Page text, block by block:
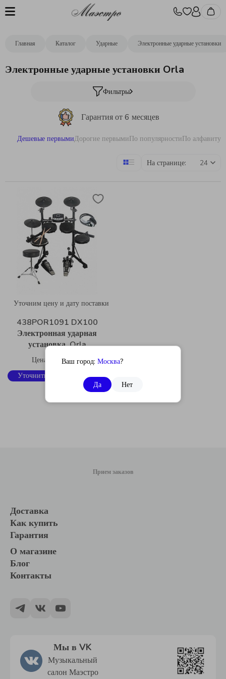
Ваш город: Москва?
Да Нет
Главная Каталог Ударные Электронные ударные установки
Электронные ударные установки Orla
Фильтры
Гарантия от 6 месяцев
Дешевые первымиДорогие первымиПо популярностиПо алфавиту
На странице:
Уточним цену и дату поставки
438POR1091 DX100
Электронная ударная
установка, Orla
Цена по запросу
Уточнить цену и наличие
Доставка
Как купить
Гарантия
О магазине
Блог
Контакты
Прием заказов
Мы в VK
Музыкальный
салон Маэстро